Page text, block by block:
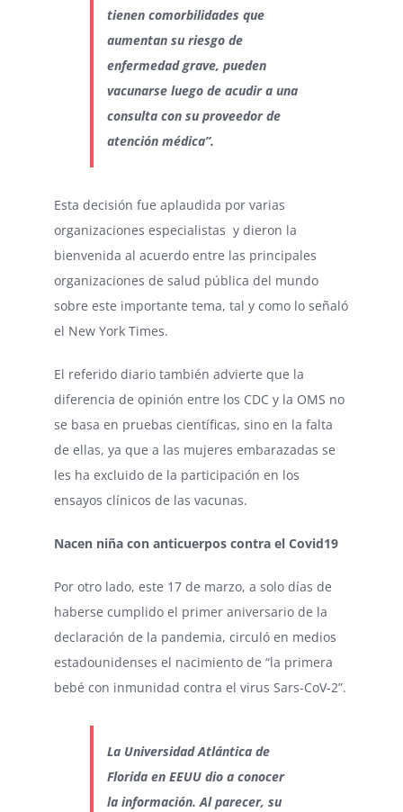
tienen comorbilidades que
aumentan su riesgo de
enfermedad grave, pueden
vacunarse luego de acudir a una
consulta con su proveedor de
atención médica”.
Esta decisión fue aplaudida por varias
organizaciones especialistas y dieron la
bienvenida al acuerdo entre las principales
organizaciones de salud pública del mundo
sobre este importante tema, tal y como lo señaló
el New York Times.
El referido diario también advierte que la
diferencia de opinión entre los CDC y la OMS no
se basa en pruebas científicas, sino en la falta
de ellas, ya que a las mujeres embarazadas se
les ha excluido de la participación en los
ensayos clínicos de las vacunas.
Nacen niña con anticuerpos contra el Covid19
Por otro lado, este 17 de marzo, a solo días de
haberse cumplido el primer aniversario de la
declaración de la pandemia, circuló en medios
estadounidenses el nacimiento de “la primera
bebé con inmunidad contra el virus Sars-CoV-2”.
La Universidad Atlántica de
Florida en EEUU dio a conocer
la información. Al parecer, su